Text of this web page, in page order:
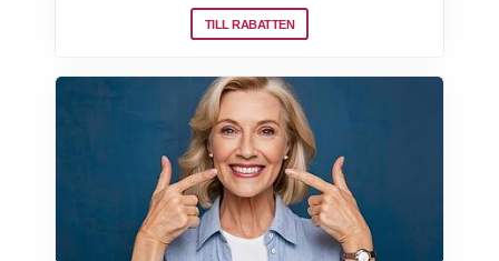
samma fabriker som stora internationella
beauty brands. Fri frakt över 299:- Läs mer
TILL RABATTEN